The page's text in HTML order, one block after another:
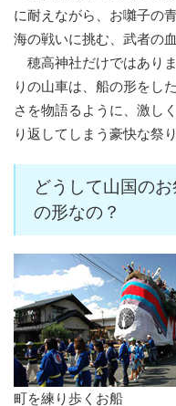
に耐えながら、お囃子の
海の戦いに挑む、武者の
穂高神社だけではあり
りの山車は、船の形をし
さを物語るように、激し
り返してしまう豪快な祭
どうして山国の
の形なの？
町を練り歩くお船